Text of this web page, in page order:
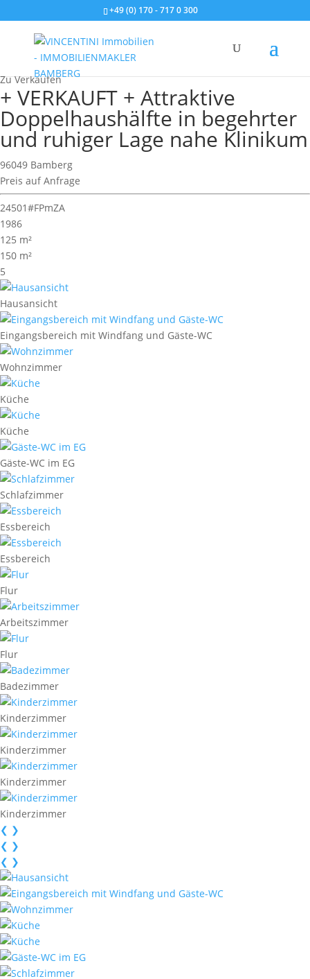
+49 (0) 170 - 717 0 300
Wohnimmobilie > Doppelhaushälfte
Zu Verkaufen
+ VERKAUFT + Attraktive
Doppelhaushälfte in begehrter
und ruhiger Lage nahe Klinikum
96049 Bamberg
Preis auf Anfrage
24501#FPmZA
1986
125 m²
150 m²
5
Hausansicht
Eingangsbereich mit Windfang und Gäste-WC
Wohnzimmer
Küche
Küche
Gäste-WC im EG
Schlafzimmer
Essbereich
Essbereich
Flur
Arbeitszimmer
Flur
Badezimmer
Kinderzimmer
Kinderzimmer
Kinderzimmer
Kinderzimmer
❮ ❯
❮ ❯
❮ ❯